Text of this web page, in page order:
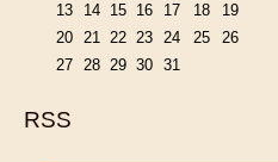
13
14 15 16 17 18
19
20
21 22 23 24 25
26
27
28 29 30 31
RSS